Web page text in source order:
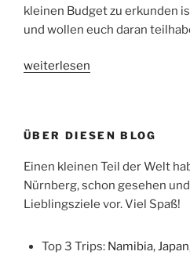
kleinen Budget zu erkunden
und wollen euch daran
„Paris
Geldbeutel
1/3“
weiterlesen
ÜBER DIESEN BLOG
Einen kleinen Teil der Welt
Nürnberg, schon gesehen
Lieblingsziele vor. Viel Spaß!
Top 3 Trips: Namibia,Japan